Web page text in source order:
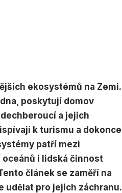
ekosystémů na Zemi.
poskytují domov
a jejich
k turismu a dokonce
patří mezi
i lidská činnost
článek se zaměří na
udělat pro jejich záchranu.